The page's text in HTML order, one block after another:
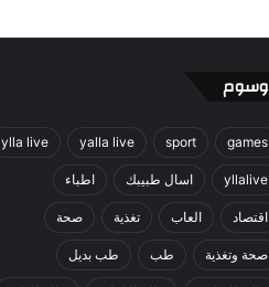
وسوم
games
sport
yalla live
ylla live
yllalive اسال طبيبك اطباء
اقتصاد العاب تغذية صحة
صحة وتغذية طب طب بديل